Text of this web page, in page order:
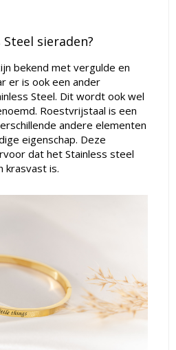
sieraden?
bekend met vergulde en
er is ook een ander
Steel. Dit wordt ook wel
Roestvrijstaal is een
andere elementen
eigenschap. Deze
dat het Stainless steel
krasvast is.